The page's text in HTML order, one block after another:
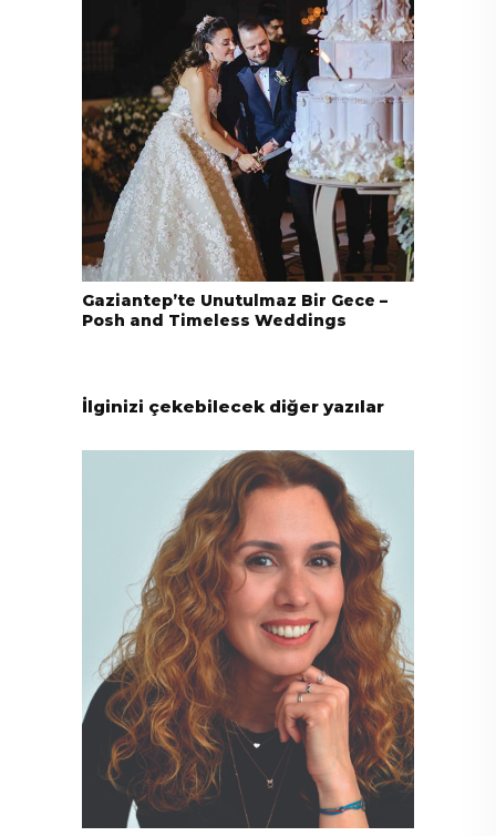
Gaziantep’te Unutulmaz Bir Gece –
Posh and Timeless Weddings
İlginizi çekebilecek diğer yazılar